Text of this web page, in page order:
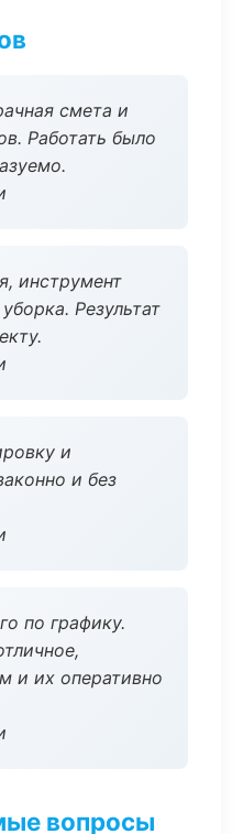
смета и
Работать было
инструмент
Результат
и
и без
по графику.
и их оперативно
вопросы